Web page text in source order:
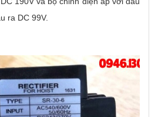
ra DC 99V.